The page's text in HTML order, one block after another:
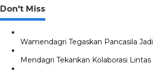
Don't Miss
Wamendagri Tegaskan Pancasila
Mendagri Tekankan Kolaborasi